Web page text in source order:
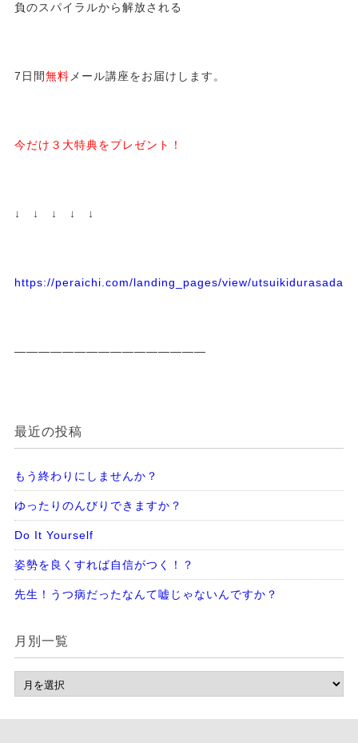
負のスパイラルから解放される
7日間無料 メール講座をお届けします。
今だけ３大特典をプレゼント！
↓ ↓ ↓ ↓ ↓
https://peraichi.com/landing_pages/view/
————————————————
最近の投稿
もう終わりにしませんか？
ゆったりのんびりできますか？
Do It Yourself
姿勢を良くすれば自信がつく！？
先生！うつ病だったなんて嘘じゃないんですか？
月別一覧